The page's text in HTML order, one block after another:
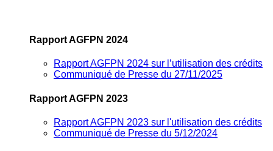
Rapport AGFPN 2024
Rapport AGFPN 2024 sur l’utilisation des crédits
Communiqué de Presse du 27/11/2025
Rapport AGFPN 2023
Rapport AGFPN 2023 sur l'utilisation des crédits
Communiqué de Presse du 5/12/2024